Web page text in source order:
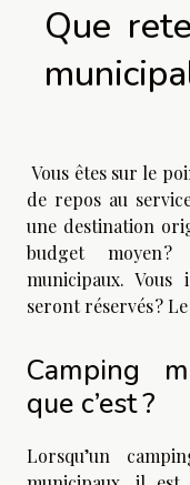
Que
Vous êtes sur le
de repos au
une destination
budget moyen
municipaux. Vous
seront réservés ?
Camping
que c’est ?
Lorsqu’un